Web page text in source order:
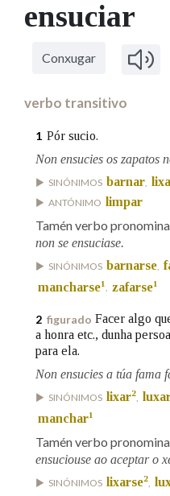
Facebook
TwitterYoutubeInstagram
Bluesky
BUSCAR NOS LEMAS
Comeza por
Contén
BUSCAR NO CONTIDO
Nas definicións
Nos exemplos
Na fraseoloxía
OUTRAS OPCIÓNS DE
ensuciar
Conxugar
verbo transitivo
1 Pór sucio.
Non ensucies os zapatos
SINÓNIMOS barnar
ANTÓNIMO limpar
Tamén verbo
non se ensuciase.
SINÓNIMOS barnarse,
mancharse1, zafarse1
2 figurado Facer algo
a honra etc., dunha
para ela.
Non ensucies a túa fama
SINÓNIMOS lixar2,
manchar1
Tamén verbo
ensuciouse ao aceptar o
SINÓNIMOS lixarse2